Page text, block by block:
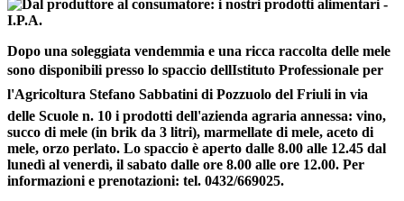
Dopo una soleggiata vendemmia e una ricca raccolta delle mele
sono disponibili presso lo spaccio dellIstituto Professionale per
l'Agricoltura Stefano Sabbatini di Pozzuolo del Friuli in via
delle Scuole n. 10 i prodotti dell'azienda agraria annessa: vino,
succo di mele (in brik da 3 litri), marmellate di mele, aceto di
mele, orzo perlato. Lo spaccio è aperto dalle 8.00 alle 12.45 dal
lunedì al venerdì, il sabato dalle ore 8.00 alle ore 12.00. Per
informazioni e prenotazioni: tel. 0432/669025.